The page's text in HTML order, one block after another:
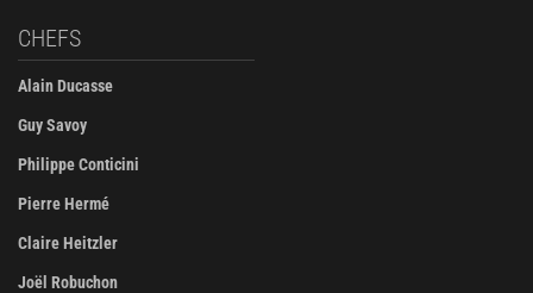
CHEFS
Alain Ducasse
Guy Savoy
Philippe Conticini
Pierre Hermé
Claire Heitzler
Joël Robuchon